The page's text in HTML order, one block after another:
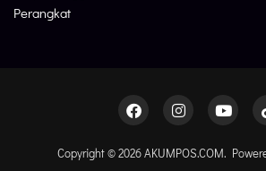
Perangkat
Copyright © 2026 AKUMPOS.COM.